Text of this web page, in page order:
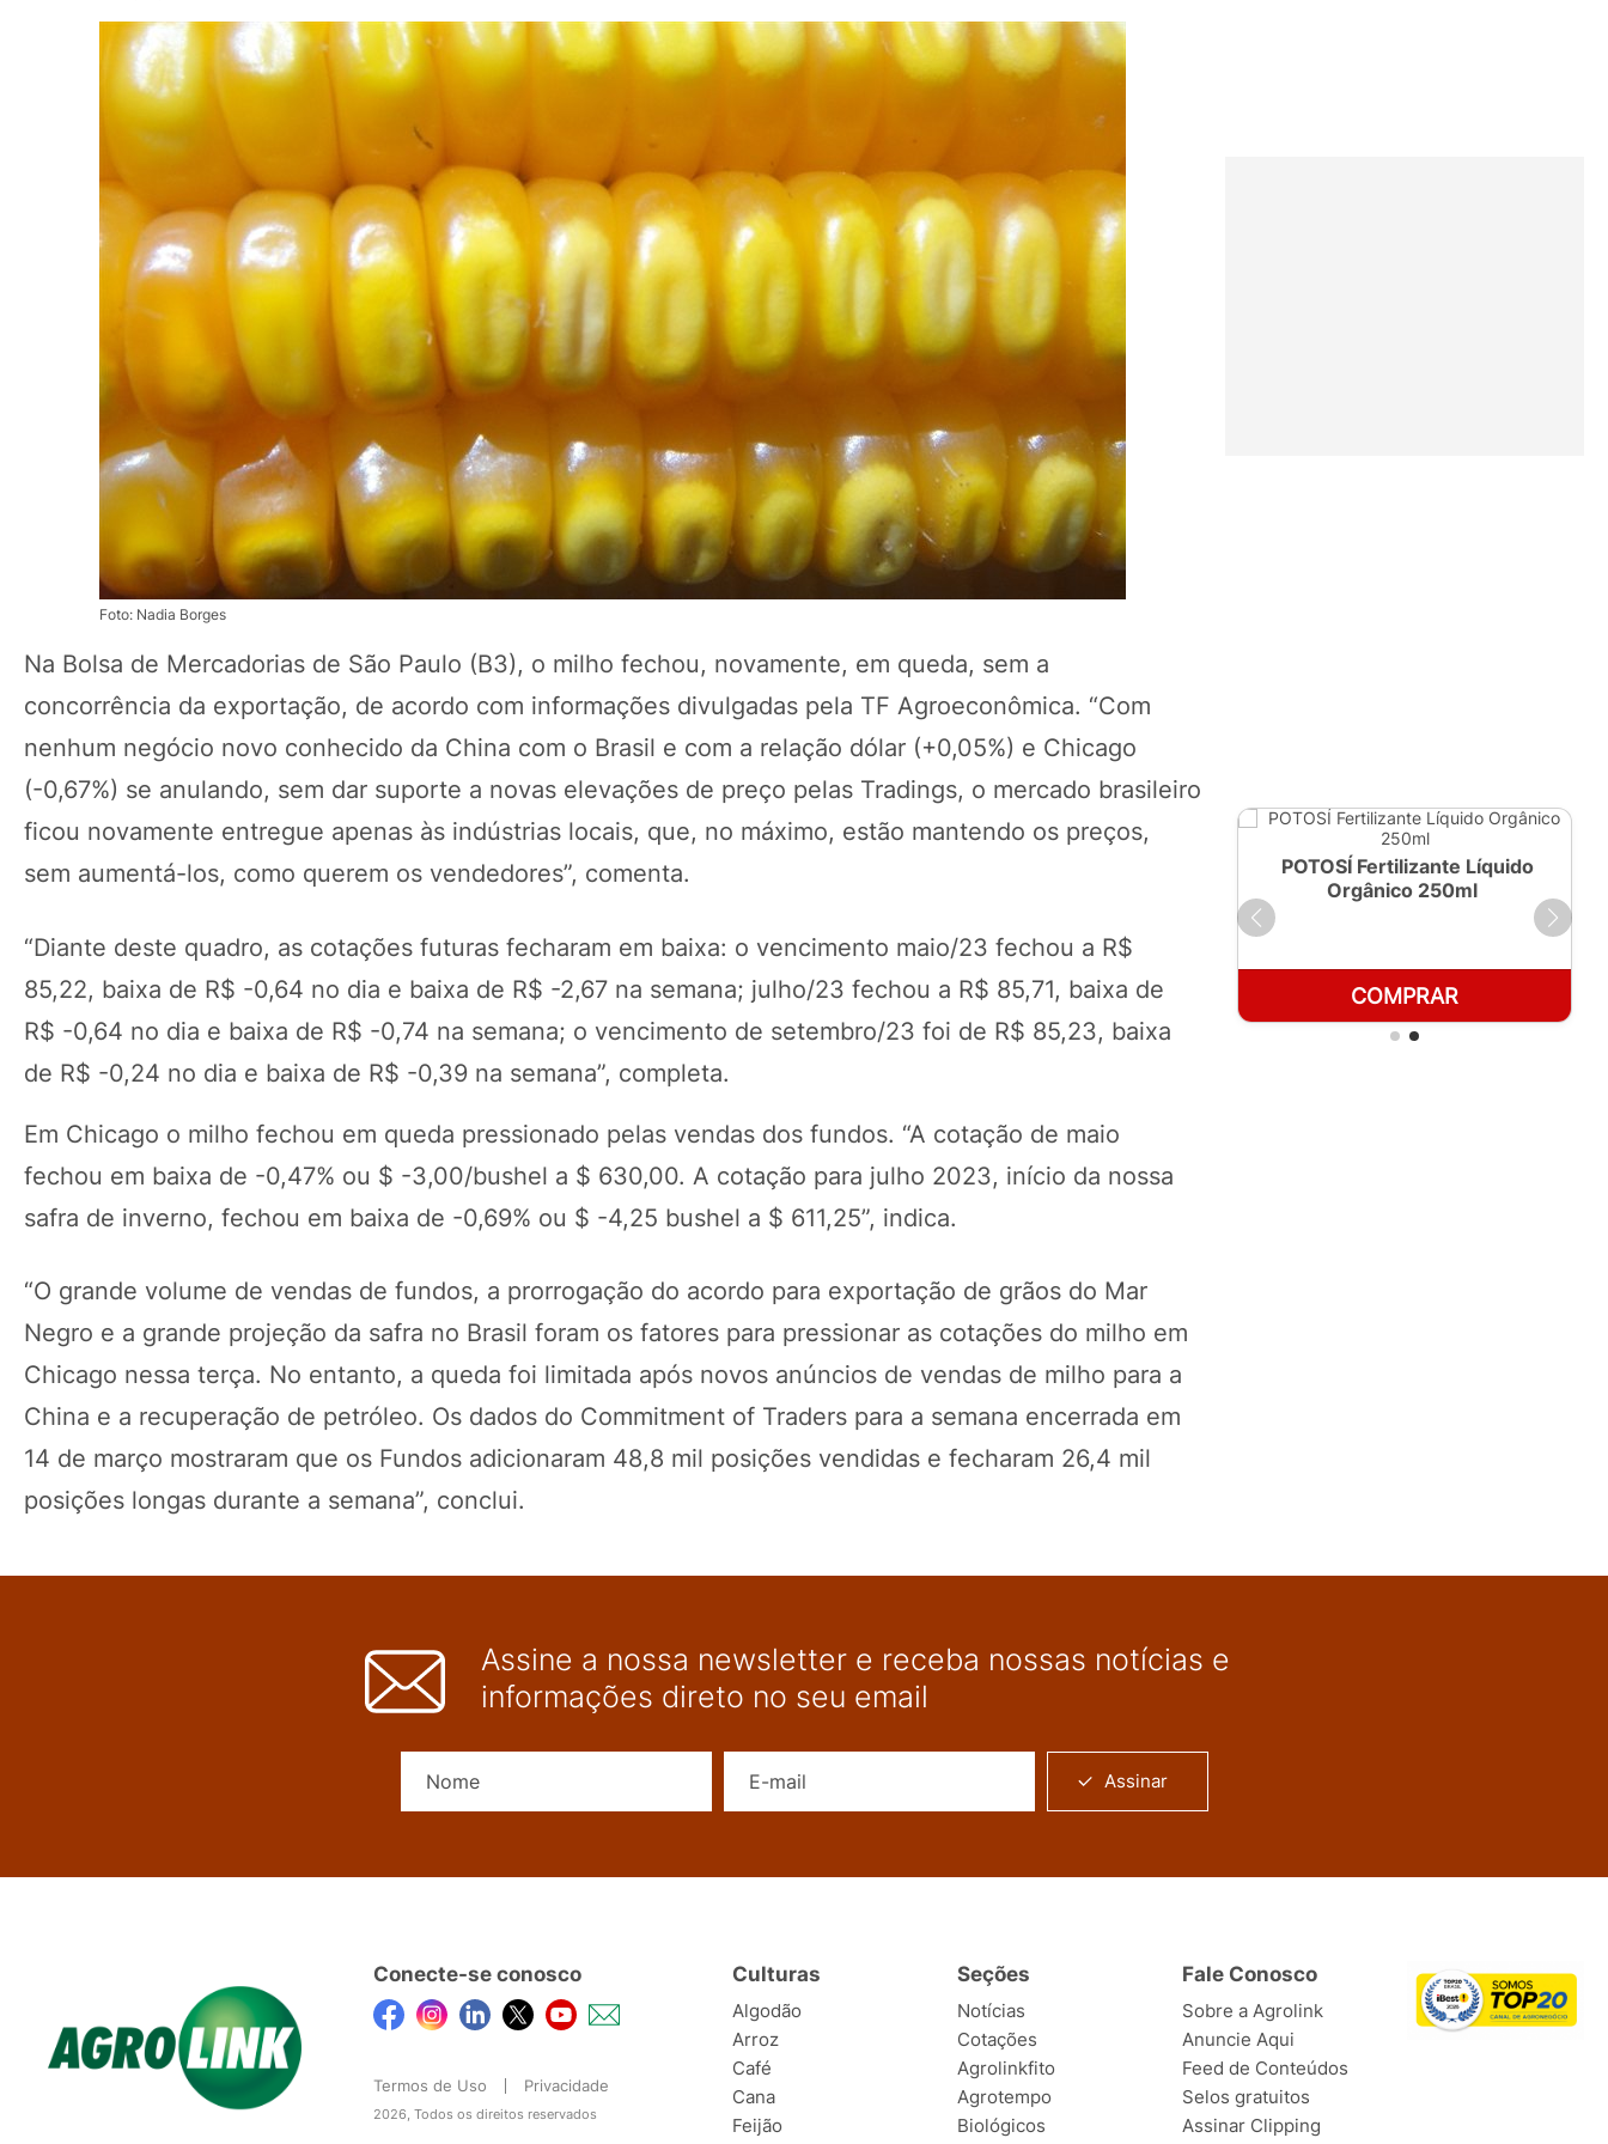
Foto: Nadia Borges
Na Bolsa de Mercadorias de São Paulo (B3), o milho fechou, novamente, em queda, sem a
concorrência da exportação, de acordo com informações divulgadas pela TF Agroeconômica. “Com
nenhum negócio novo conhecido da China com o Brasil e com a relação dólar (+0,05%) e Chicago
(-0,67%) se anulando, sem dar suporte a novas elevações de preço pelas Tradings, o mercado brasileiro
ficou novamente entregue apenas às indústrias locais, que, no máximo, estão mantendo os preços,
sem aumentá-los, como querem os vendedores”, comenta.
“Diante deste quadro, as cotações futuras fecharam em baixa: o vencimento maio/23 fechou a R$
85,22, baixa de R$ -0,64 no dia e baixa de R$ -2,67 na semana; julho/23 fechou a R$ 85,71, baixa de
R$ -0,64 no dia e baixa de R$ -0,74 na semana; o vencimento de setembro/23 foi de R$ 85,23, baixa
de R$ -0,24 no dia e baixa de R$ -0,39 na semana”, completa.
Em Chicago o milho fechou em queda pressionado pelas vendas dos fundos. “A cotação de maio
fechou em baixa de -0,47% ou $ -3,00/bushel a $ 630,00. A cotação para julho 2023, início da nossa
safra de inverno, fechou em baixa de -0,69% ou $ -4,25 bushel a $ 611,25”, indica.
“O grande volume de vendas de fundos, a prorrogação do acordo para exportação de grãos do Mar
Negro e a grande projeção da safra no Brasil foram os fatores para pressionar as cotações do milho em
Chicago nessa terça. No entanto, a queda foi limitada após novos anúncios de vendas de milho para a
China e a recuperação de petróleo. Os dados do Commitment of Traders para a semana encerrada em
14 de março mostraram que os Fundos adicionaram 48,8 mil posições vendidas e fecharam 26,4 mil
posições longas durante a semana”, conclui.
COMPRAR
POTOSÍ Fertilizante Líquido
Orgânico 250ml
COMPRAR
Assine a nossa newsletter e receba nossas notícias e
informações direto no seu email
Assinar
Conecte-se conosco
Termos de Uso Privacidade
2026, Todos os direitos reservados
Culturas
Algodão
Arroz
Café
Cana
Feijão
Seções
Notícias
Cotações
Agrolinkfito
Agrotempo
Biológicos
Fale Conosco
Sobre a Agrolink
Anuncie Aqui
Feed de Conteúdos
Selos gratuitos
Assinar Clipping